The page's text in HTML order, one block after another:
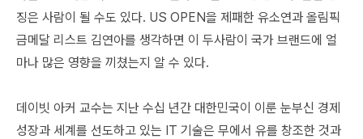
징은 사람이 될 수도 있다. US OPEN을 제패한 유소연과 올림픽
금메달 리스트 김연아를 생각하면 이 두사람이 국가 브랜드에 얼
마나 많은 영향을 끼쳤는지 알 수 있다.
데이빗 아커 교수는 지난 수십 년간 대한민국이 이룬 눈부신 경제
성장과 세계를 선도하고 있는 IT 기술은 무에서 유를 창조한 것과